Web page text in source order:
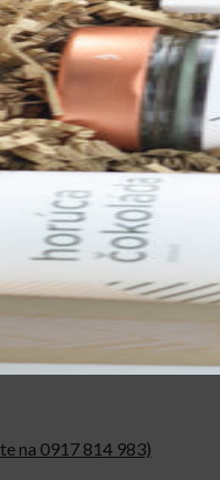
na 0917 814 983)